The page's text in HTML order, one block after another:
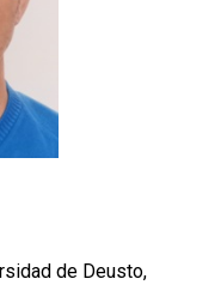
de Deusto,